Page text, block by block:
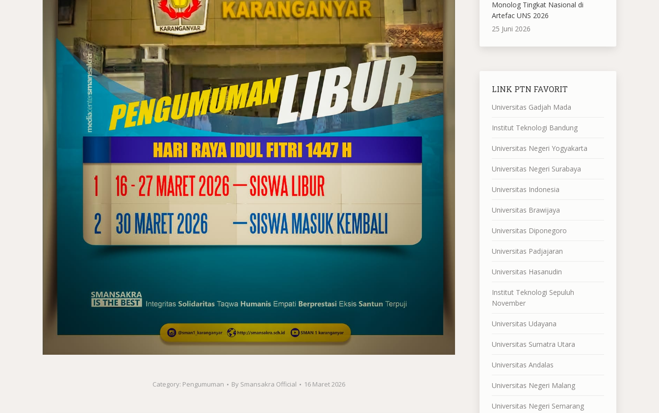
Category: Pengumuman By Smansakra Official 16 Maret 2026
Monolog Tingkat Nasional di
Artefac UNS 2026
25 Juni 2026
LINK PTN FAVORIT
Universitas Gadjah Mada
Institut Teknologi Bandung
Universitas Negeri Yogyakarta
Universitas Negeri Surabaya
Universitas Indonesia
Universitas Brawijaya
Universitas Diponegoro
Universitas Padjajaran
Universitas Hasanudin
Institut Teknologi Sepuluh
November
Universitas Udayana
Universitas Sumatra Utara
Universitas Andalas
Universitas Negeri Malang
Universitas Negeri Semarang